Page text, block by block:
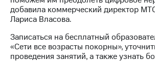
Порядок
выкупа
Дивиденды
Рынок
облигаций
добавила коммерческий директор
Лариса Власова.
Записаться на бесплатный
«Сети все возрасты покорны»,
проведения занятий, а также узнать